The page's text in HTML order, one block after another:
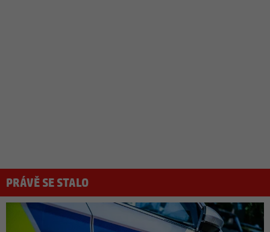
PRÁVĚ SE STALO